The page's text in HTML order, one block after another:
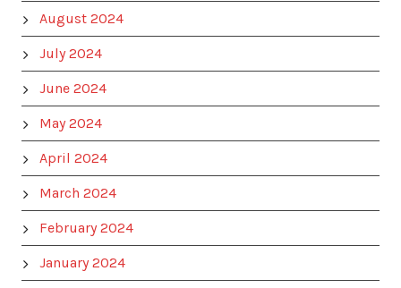
August 2024
July 2024
June 2024
May 2024
April 2024
March 2024
February 2024
January 2024